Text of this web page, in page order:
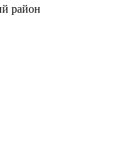
район